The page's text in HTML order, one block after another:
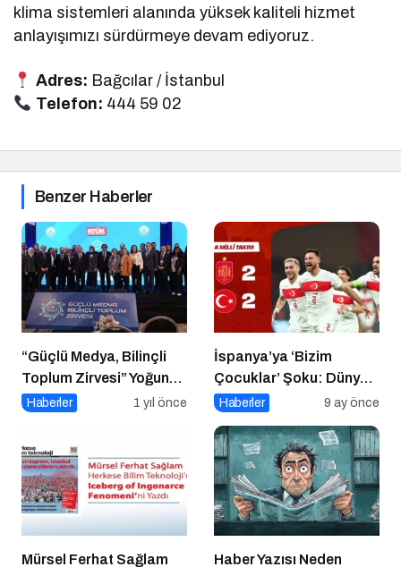
klima sistemleri alanında yüksek kaliteli hizmet
anlayışımızı sürdürmeye devam ediyoruz.
Adres: Bağcılar / İstanbul
Telefon: 444 59 02
Benzer Haberler
“Güçlü Medya, Bilinçli
Toplum Zirvesi” Yoğun
Katılımla Gerçekleşti
Haberler 1 yıl önce
İspanya’ya ‘Bizim
Çocuklar’ Şoku: Dünya
Kupası Işığı Yeniden
Haberler 9 ay önce
Mürsel Ferhat Sağlam
Haber Yazısı Neden